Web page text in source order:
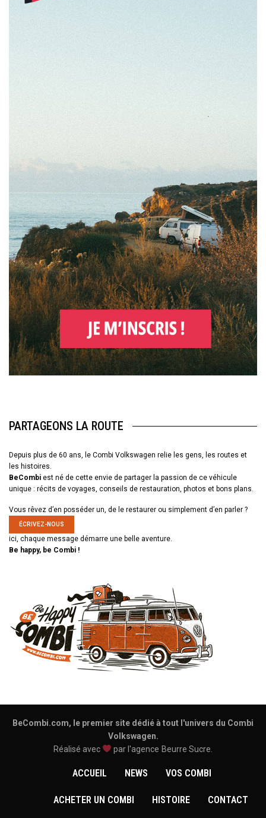
PARTAGEONS LA ROUTE
Depuis plus de 60 ans, le Combi Volkswagen relie les gens, les routes et
les histoires.
BeCombi est né de cette envie de partager la passion de ce véhicule
unique : récits de voyages, conseils de restauration, photos et bons plans.
Vous rêvez d’en posséder un, de le restaurer ou simplement d’en parler ?
ÉCRIVEZ-NOUS
ici, chaque message démarre une belle aventure.
Be happy, be Combi !
BeCombi.com, le premier site dédié à tout l'univers du Combi
Volkswagen.
Réalisé avec
par l'agence Beurre Sucre
ACCUEIL NEWS VOS COMBI
ACHETER UN COMBI HISTOIRE CONTACT